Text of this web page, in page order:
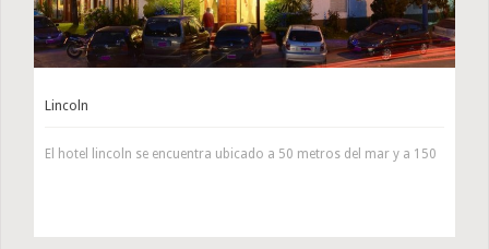
Lincoln
El hotel lincoln se encuentra ubicado a 50 metros del mar y a 150